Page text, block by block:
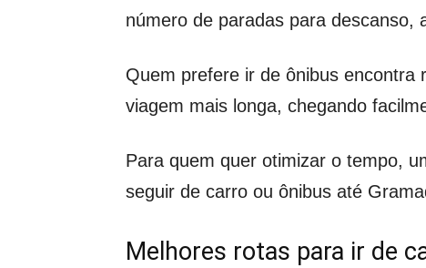
número de paradas para descanso,
Quem prefere ir de ônibus encontra
viagem mais longa, chegando
Para quem quer otimizar o tempo,
seguir de carro ou ônibus até
Melhores rotas para ir de